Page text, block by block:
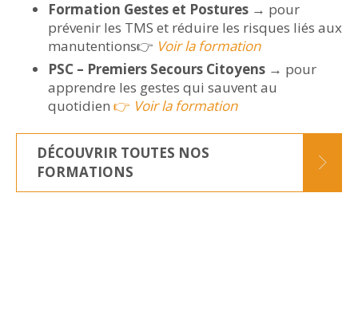
Formation Gestes et Postures → pour
prévenir les TMS et réduire les risques liés aux
manutentions👉 Voir la formation
PSC – Premiers Secours Citoyens → pour
apprendre les gestes qui sauvent au
quotidien 👉 Voir la formation
DÉCOUVRIR TOUTES NOS
FORMATIONS